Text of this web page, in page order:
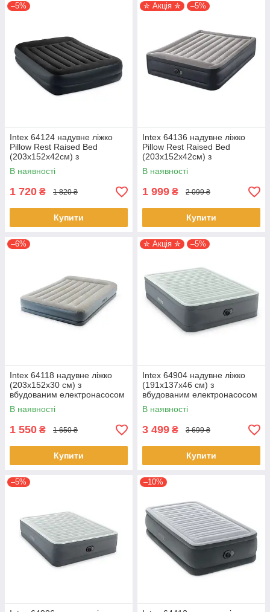
–5%
Intex 64124 надувне ліжко
Pillow Rest Raised Bed
(203х152х42см) з
вбудованим електронасосом
В наявності
1 720 ₴ 1 820 ₴
Купити
✮ Акція ✮ –5%
Intex 64136 надувне ліжко
Pillow Rest Raised Bed
(203х152х42см) з
вбудованим електронасосом
В наявності
1 999 ₴ 2 099 ₴
Купити
–6%
Intex 64118 надувне ліжко
(203х152х30 см) з
вбудованим електронасосом
В наявності
1 550 ₴ 1 650 ₴
Купити
✮ Акція ✮ –5%
Intex 64904 надувне ліжко
(191х137х46 см) з
вбудованим електронасосом
В наявності
3 499 ₴ 3 699 ₴
Купити
–5% –10%